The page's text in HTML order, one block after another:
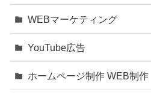
WEBマーケティング
YouTube広告
ホームページ制作 WEB制作